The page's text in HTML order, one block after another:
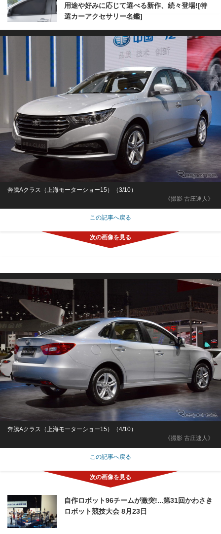
用途や好みに応じて選べる新作、続々登場![特
選カーアクセサリー名鑑]
《撮影 古庄速人》
奔騰Aクラス（上海モーターショー15）（3/10）
この記事へ戻る
《撮影 古庄速人》
奔騰Aクラス（上海モーターショー15）（4/10）
この記事へ戻る
自作ロボット96チームが激突!...第31回かわさき
ロボット競技大会 8月23日